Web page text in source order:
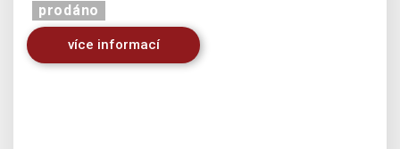
prodáno
více informací